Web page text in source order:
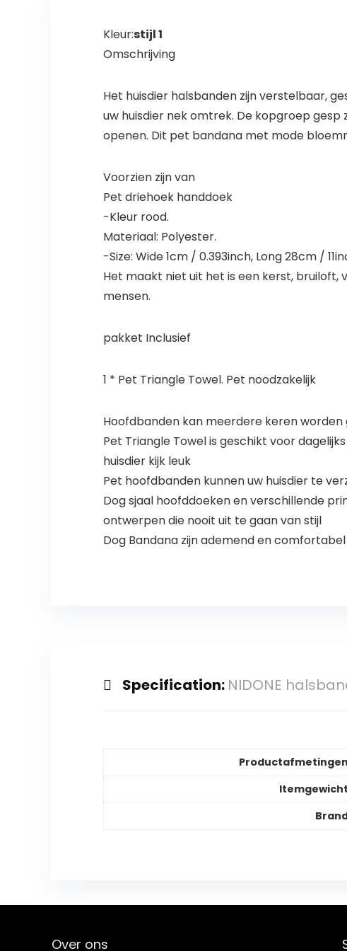
Kleur:stijl 1
Omschrijving
Het huisdier halsbanden zijn verstelbaar,
uw huisdier nek omtrek. De kopgroep
openen. Dit pet bandana met mode
Voorzien zijn van
Pet driehoek handdoek
-Kleur rood.
Materiaal: Polyester.
-Size: Wide 1cm / 0.393inch, Long 28cm /
Het maakt niet uit het is een kerst, bruiloft,
mensen.
pakket Inclusief
1 * Pet Triangle Towel. Pet noodzakelijk
Hoofdbanden kan meerdere keren
Pet Triangle Towel is geschikt voor
huisdier kijk leuk
Pet hoofdbanden kunnen uw huisdier te
Dog sjaal hoofddoeken en verschillende
ontwerpen die nooit uit te gaan van stijl
Dog Bandana zijn ademend en
Specification: NIDONE
Productafmetingen
Itemgewicht
Over ons